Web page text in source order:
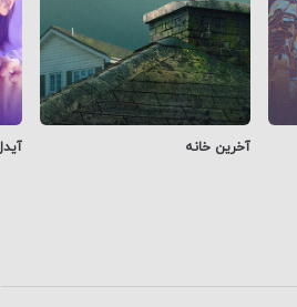
آخرین خانه